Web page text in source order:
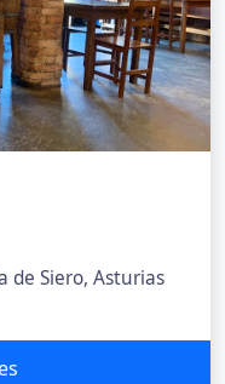
de Siero, Asturias